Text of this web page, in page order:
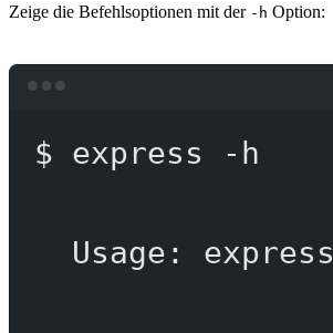
Zeige die Befehlsoptionen mit der -h Option:
$ express -h
Usage: express